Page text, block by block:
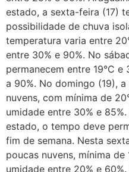
estado, a sexta-feira (17)
possibilidade de chuva
temperatura varia entre
entre 30% e 90%. No
permanecem entre 19°C
a 90%. No domingo (19),
nuvens, com mínima de
umidade entre 30% e
estado, o tempo deve
fim de semana. Nesta
poucas nuvens, mínima de
umidade entre 20% e